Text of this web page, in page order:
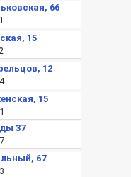
66
15
12
15
37
67